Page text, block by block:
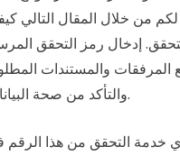
من خلال المقال التالي
إدخال رمز التحقق
والمستندات
والتأكد من صحة البيانات.
خدمة التحقق من هذا الرقم